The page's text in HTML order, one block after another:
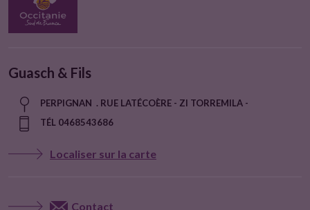
Guasch & Fils
PERPIGNAN . RUE LATÉCOÈRE - ZI TORREMILA -
TÉL 0468543686
Localiser sur la carte
Contact